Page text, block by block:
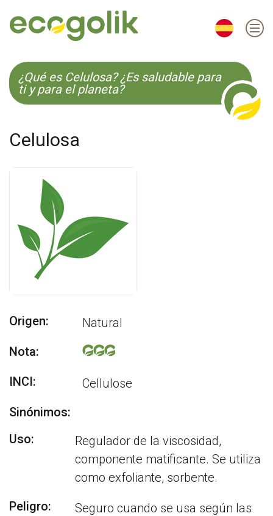
EN ES CS KO
¿Qué es Celulosa? ¿Es saludable para
ti y para el planeta?
Celulosa
Origen:
Natural
Nota:
INCI:
Cellulose
Sinónimos:
Uso:
Regulador de la viscosidad,
componente matificante. Se utiliza
como exfoliante, sorbente.
Peligro:
Seguro cuando se usa según las